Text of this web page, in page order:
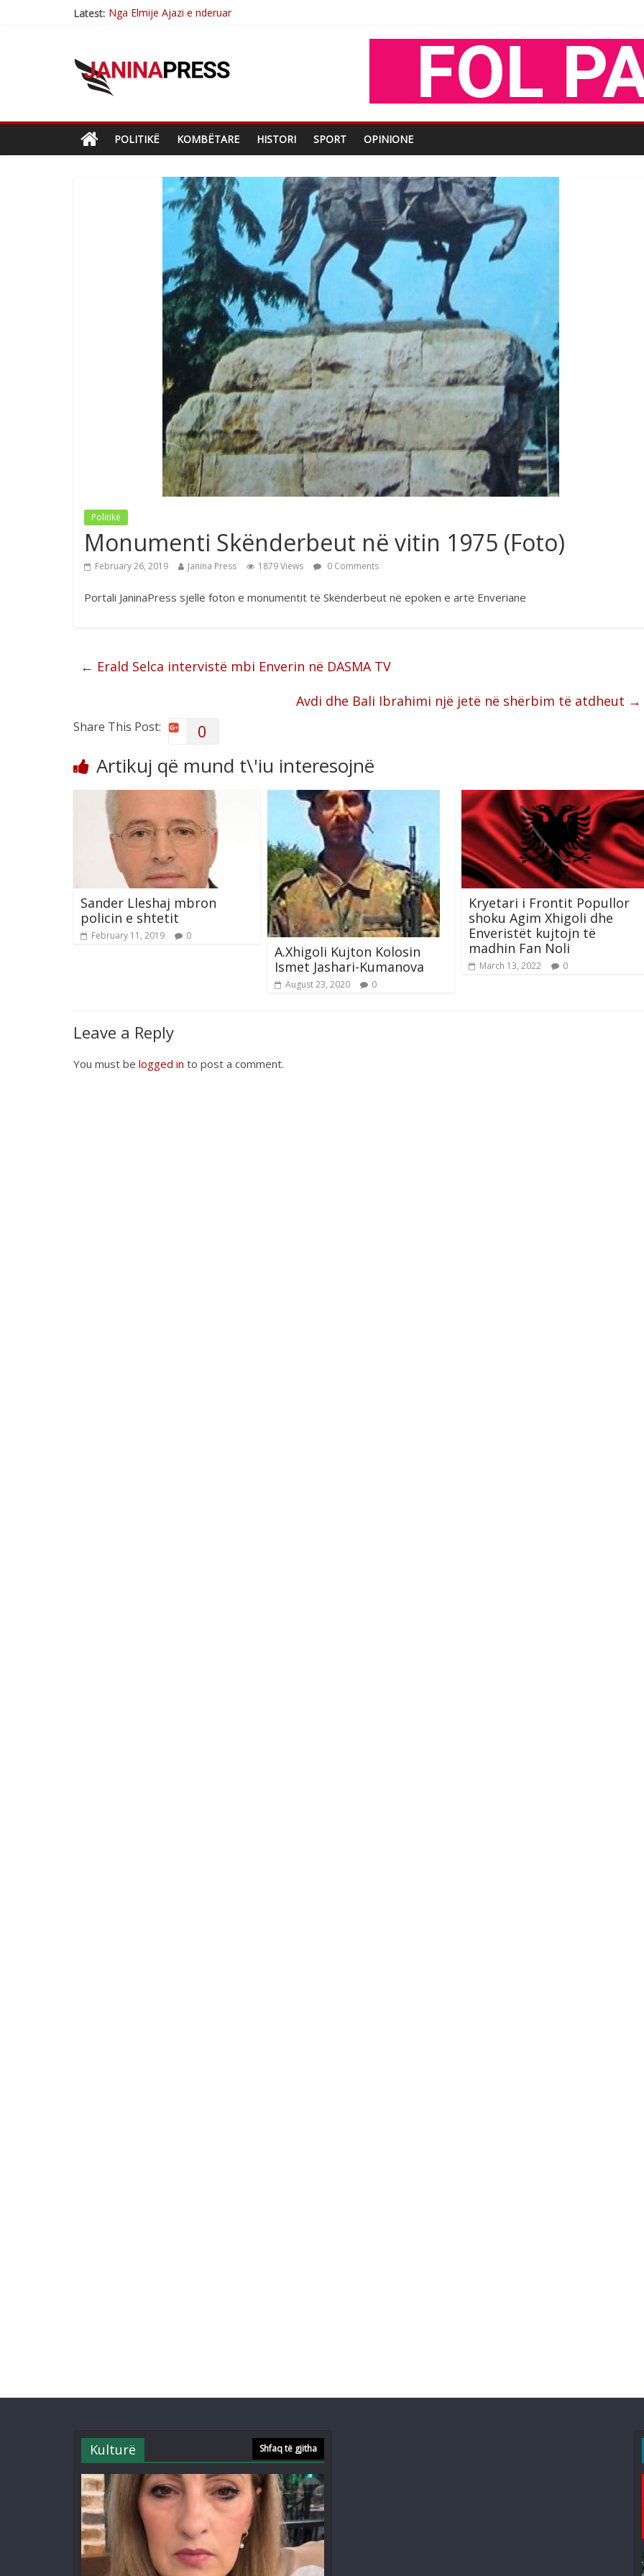
Latest: Brahim Çekaj njē veprimtar i respektuar i çeshtjës kombëtare
Çlirimtari Agron Gërvalla me takime pune në atdhe të shoqerisë Levizja
Mimoza Gjoni artiste e mirëfilltë e këngës shqiptare
POLITIKË KOMBËTARE HISTORI SPORT OPINIONE
Politikë
Monumenti Skënderbeut në vitin 1975 (Foto)
February 26, 2019 Janina Press 1879 Views 0 Comments
Portali JaninaPress sjellë foton e monumentit të Skënderbeut në epoken e artë Enveriane
← Erald Selca intervistë mbi Enverin në DASMA TV
Avdi dhe Bali Ibrahimi një jetë në shërbim të atdheut →
Share This Post: 0
Artikuj që mund t\'iu interesojnë
Sander Lleshaj mbron
policin e shtetit
February 11, 2019 0
A.Xhigoli Kujton Kolosin
Ismet Jashari-Kumanova
August 23, 2020 0
Kryetari i Frontit Popullor
shoku Agim Xhigoli dhe
Enveristët kujtojn të
madhin Fan Noli
March 13, 2022 0
Leave a Reply
You must be logged in to post a comment.
Kulturë Shfaq të gjitha